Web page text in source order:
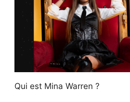
Qui est Mina Warren ?